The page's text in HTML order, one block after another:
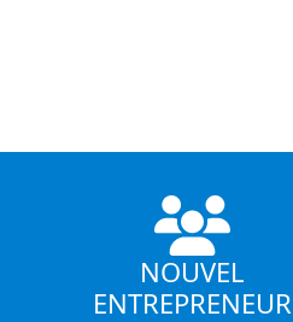
NOUVEL
ENTREPRENEUR